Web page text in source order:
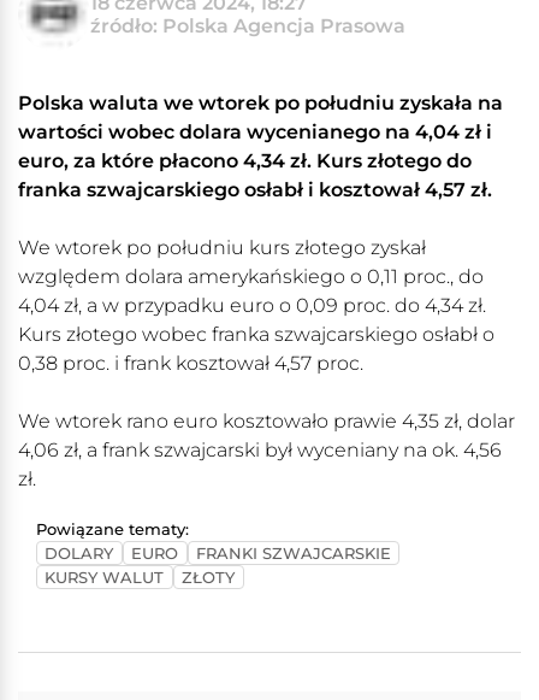
źródło: Polska Agencja Prasowa
Polska waluta we wtorek po południu zyskała na
wartości wobec dolara wycenianego na 4,04 zł i
euro, za które płacono 4,34 zł. Kurs złotego do
franka szwajcarskiego osłabł i kosztował 4,57 zł.
We wtorek po południu kurs złotego zyskał
względem dolara amerykańskiego o 0,11 proc., do
4,04 zł, a w przypadku euro o 0,09 proc. do 4,34 zł.
Kurs złotego wobec franka szwajcarskiego osłabł o
0,38 proc. i frank kosztował 4,57 proc.
We wtorek rano euro kosztowało prawie 4,35 zł, dolar
4,06 zł, a frank szwajcarski był wyceniany na ok. 4,56
zł.
Powiązane tematy:
DOLARY
EURO
FRANKI SZWAJCARSKIE
KURSY WALUT
ZŁOTY